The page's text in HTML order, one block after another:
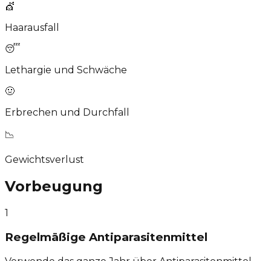
💇
Haarausfall
😴
Lethargie und Schwäche
🤢
Erbrechen und Durchfall
📉
Gewichtsverlust
Vorbeugung
1
Regelmäßige Antiparasitenmittel